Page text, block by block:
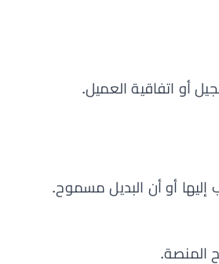
أو اتفاقية العميل.
أو أن البديل مسموح.
المنصة.